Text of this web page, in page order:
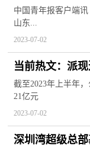
即将成环 环球
中国青年报客户端讯
山东...
2023-07-02
当前热文：派
债基最豪爽，
截至2023年上半年
21亿元
2023-07-02
深圳湾超级总